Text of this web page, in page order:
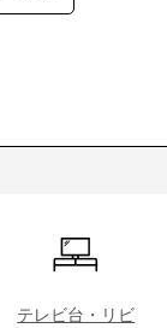
テレビ台・リビ